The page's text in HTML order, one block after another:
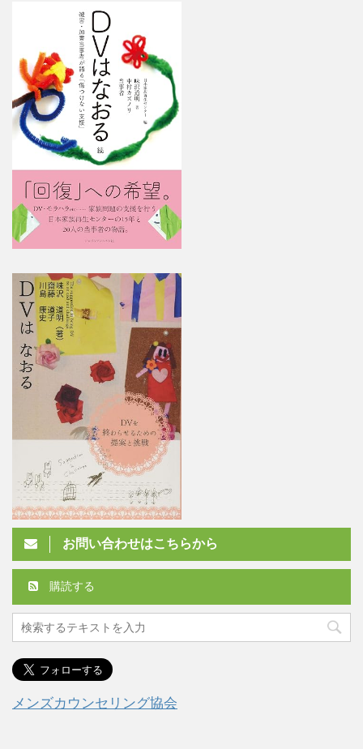
お問い合わせはこちらから
購読する
メンズカウンセリング協会